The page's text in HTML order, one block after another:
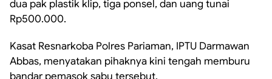
dua pak plastik klip, tiga ponsel, dan uang tunai
Rp500.000.
Kasat Resnarkoba Polres Pariaman, IPTU Darmawan
Abbas, menyatakan pihaknya kini tengah memburu
bandar pemasok sabu tersebut.